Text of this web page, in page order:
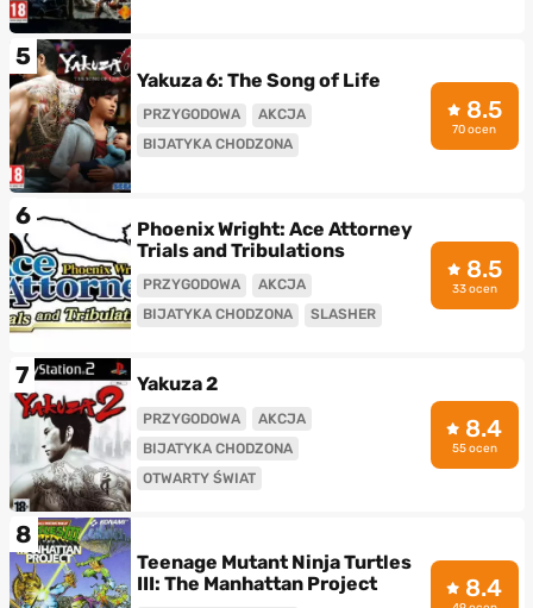
5
Yakuza 6: The Song of Life
PRZYGODOWA
AKCJA
BIJATYKA CHODZONA
8.5
70 ocen
6
Phoenix Wright: Ace Attorney
Trials and Tribulations
PRZYGODOWA
AKCJA
BIJATYKA CHODZONA
SLASHER
8.5
33 ocen
7 Yakuza 2
PRZYGODOWA
AKCJA
BIJATYKA CHODZONA
OTWARTY ŚWIAT
8.4
55 ocen
8
Teenage Mutant Ninja Turtles
III: The Manhattan Project
8.4